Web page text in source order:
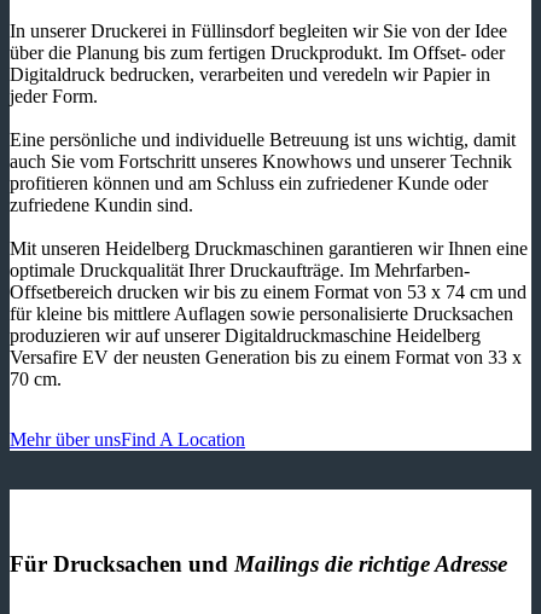
In unserer Druckerei in Füllinsdorf begleiten wir Sie von der Idee
über die Planung bis zum fertigen Druckprodukt. Im Offset- oder
Digitaldruck bedrucken, verarbeiten und veredeln wir Papier in
jeder Form.
Eine persönliche und individuelle Betreuung ist uns wichtig, damit
auch Sie vom Fortschritt unseres Knowhows und unserer Technik
profitieren können und am Schluss ein zufriedener Kunde oder
zufriedene Kundin sind.
Mit unseren Heidelberg Druckmaschinen garantieren wir Ihnen eine
optimale Druckqualität Ihrer Druckaufträge. Im Mehrfarben-
Offsetbereich drucken wir bis zu einem Format von 53 x 74 cm und
für kleine bis mittlere Auflagen sowie personalisierte Drucksachen
produzieren wir auf unserer Digitaldruckmaschine Heidelberg
Versafire EV der neusten Generation bis zu einem Format von 33 x
70 cm.
Mehr über unsFind A Location
Für Drucksachen und Mailings die richtige Adresse